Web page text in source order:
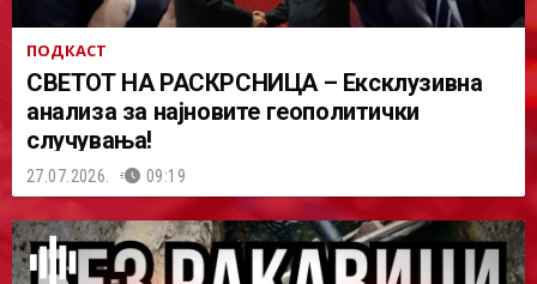
ПОДКАСТ
СВЕТОТ НА РАСКРСНИЦА – Ексклузивна
анализа за најновите геополитички
случувања!
27.07.2026. 09:19